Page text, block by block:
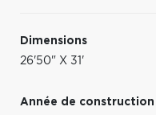
Dimensions
26'50" X 31'
Année de construction